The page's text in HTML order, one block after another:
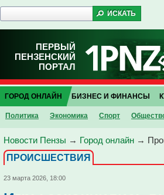
ПЕРВЫЙ
ПЕНЗЕНСКИЙ
ПОРТАЛ
ГОРОД ОНЛАЙН
Политика Экономика Спорт
БИЗНЕС И ФИНАНСЫ
Новости Пензы → Город онлайн →
ПРОИCШЕСТВИЯ
23 марта 2026, 18:00